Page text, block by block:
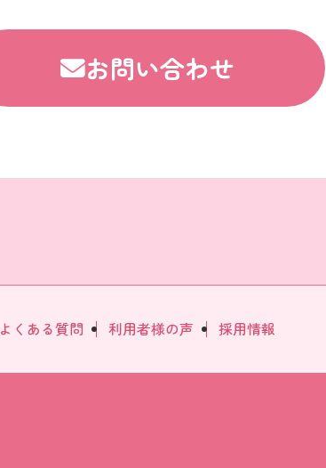
お問い合わせ
よくある質問 利用者様の声 採用情報